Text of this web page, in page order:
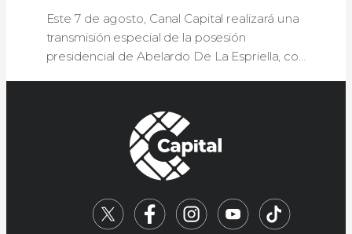
Este 7 de agosto, Canal Capital realizará una
transmisión especial de la posesión
presidencial de Abelardo De La Espriella, con